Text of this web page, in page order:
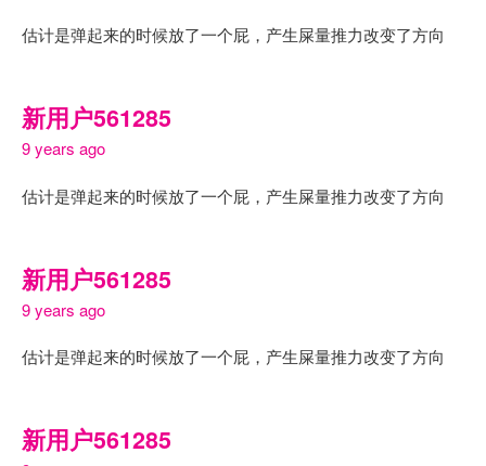
估计是弹起来的时候放了一个屁，产生屎量推力改变了方向
新用户561285
9 years ago
估计是弹起来的时候放了一个屁，产生屎量推力改变了方向
新用户561285
9 years ago
估计是弹起来的时候放了一个屁，产生屎量推力改变了方向
新用户561285